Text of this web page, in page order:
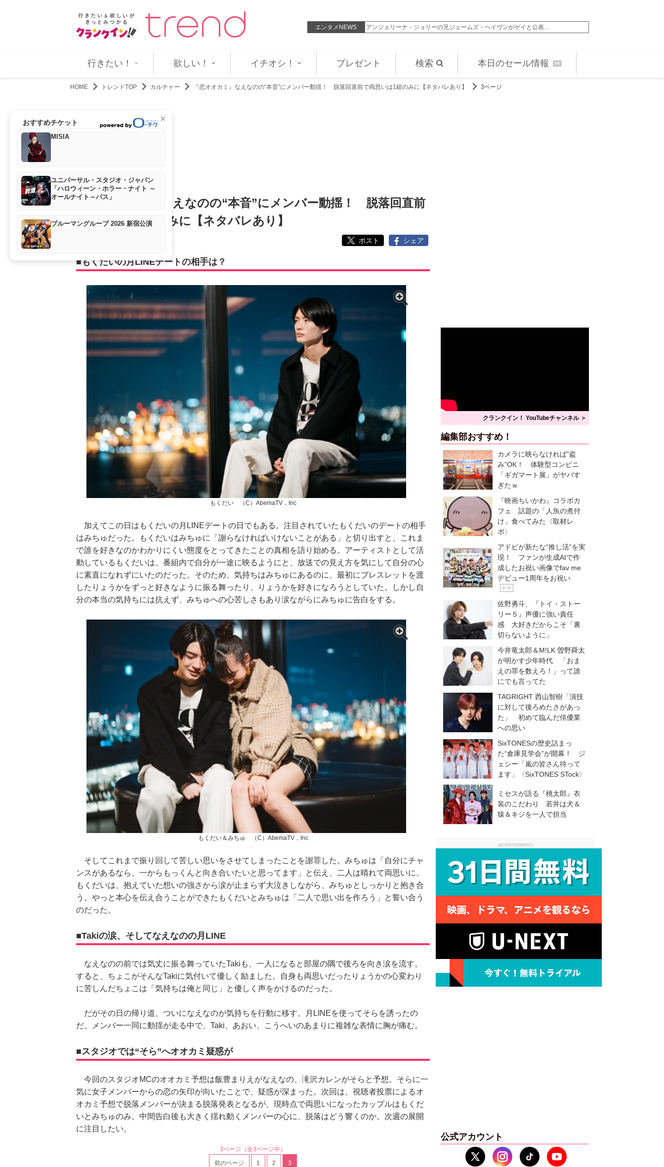
エンタメNEWS
アントニオ・バンデラス、2014年に離婚した元妻メラニー・グリフ… アンジェリーナ・ジョリーの兄ジェームズ・ヘイヴンがゲイと公表…
行きたい！ 欲しい！ イチオシ！ プレゼント 検索 本日のセール情報 PR
HOME トレンドTOP カルチャー 『恋オオカミ』なえなのの“本音”にメンバー動揺！ 脱落回直前で両思いは1組のみに【ネタバレあり】 3ページ
✕
おすすめチケット
MISIA
ユニバーサル・スタジオ・ジャパン
「ハロウィーン・ホラー・ナイト ～
オールナイト～パス」
ブルーマングループ 2026 新宿公演
『恋オオカミ』なえなのの“本音”にメンバー動揺！ 脱落回直前
で両思いは1組のみに【ネタバレあり】
2021年3月29日 19:00 ポスト シェア
■もくだいの月LINEデートの相手は？
もくだい （C）AbemaTV，Inc
加えてこの日はもくだいの月LINEデートの日でもある。注目されていたもくだいのデートの相手
はみちゅだった。もくだいはみちゅに「謝らなければいけないことがある」と切り出すと、これま
で誰を好きなのかわかりにくい態度をとってきたことの真相を語り始める。アーティストとして活
動しているもくだいは、番組内で自分が一途に映るようにと、放送での見え方を気にして自分の心
に素直になれずにいたのだった。そのため、気持ちはみちゅにあるのに、最初にブレスレットを渡
したりょうかをずっと好きなように振る舞ったり、りょうかを好きになろうとしていた。しかし自
分の本当の気持ちには抗えず、みちゅへの心苦しさもあり涙ながらにみちゅに告白をする。
もくだい＆みちゅ （C）AbemaTV，Inc
そしてこれまで振り回して苦しい思いをさせてしまったことを謝罪した。みちゅは「自分にチャ
ンスがあるなら、一からもっくんと向き合いたいと思ってます」と伝え、二人は晴れて両思いに。
もくだいは、抱えていた想いの強さから涙が止まらず大泣きしながら、みちゅとしっかりと抱き合
う。やっと本心を伝え合うことができたもくだいとみちゅは「二人で思い出を作ろう」と誓い合う
のだった。
■Takiの涙、そしてなえなのの月LINE
なえなのの前では気丈に振る舞っていたTakiも、一人になると部屋の隅で後ろを向き涙を流す。
すると、ちょこがそんなTakiに気付いて優しく励ました。自身も両思いだったりょうかの心変わり
に苦しんだちょこは「気持ちは俺と同じ」と優しく声をかけるのだった。
だがその日の帰り道、ついになえなのが気持ちを行動に移す。月LINEを使ってそらを誘ったの
だ。メンバー一同に動揺が走る中で、Taki、あおい、こうへいのあまりに複雑な表情に胸が痛む。
■スタジオでは“そら”へオオカミ疑惑が
今回のスタジオMCのオオカミ予想は飯豊まりえがなえなの、滝沢カレンがそらと予想。そらに一
気に女子メンバーからの恋の矢印が向いたことで、疑惑が深まった。次回は、視聴者投票によるオ
オカミ予想で脱落メンバーが決まる脱落発表となるが、現時点で両思いになったカップルはもくだ
いとみちゅのみ。中間告白後も大きく揺れ動くメンバーの心に、脱落はどう響くのか。次週の展開
に注目したい。
3ページ （全3ページ中）
前のページ
1 2 3
クランクイン！ YouTubeチャンネル ＞
編集部おすすめ！
カメラに映らなければ“盗
み”OK！ 体験型コンビニ
「ギガマート展」がヤバす
ぎたｗ
『映画ちいかわ』コラボカ
フェ 話題の「人魚の煮付
け」食べてみた〈取材レ
ポ〉
アドビが新たな“推し活”を実
現！ ファンが生成AIで作
成したお祝い画像でfav me
デビュー1周年をお祝い
P R
佐野勇斗、『トイ・ストー
リー５』声優に強い責任
感 大好きだからこそ「裏
切らないように」
今井竜太郎＆M!LK 曽野舜太
が明かす少年時代 「おま
えの罪を数えろ！」って誰
にでも言ってた
TAGRIGHT 西山智樹「演技
に対して後ろめたさがあっ
た」 初めて臨んだ俳優業
への思い
SixTONESの歴史詰まっ
た“倉庫見学会”が開幕！ ジ
ェシー「嵐の皆さん待って
ます」〈SixTONES STock〉
ミセスが語る『桃太郎』衣
装のこだわり 若井は犬＆
猿＆キジを一人で担当
[ADVERTISEMENT]
公式アカウント